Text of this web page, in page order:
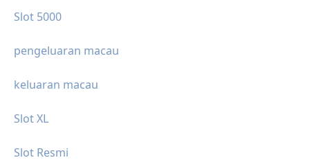
Slot 5000
pengeluaran macau
keluaran macau
Slot XL
Slot Resmi